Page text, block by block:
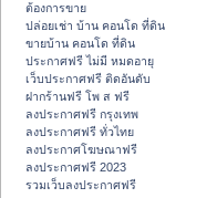
ต้องการขาย
ปล่อยเช่า บ้าน คอนโด ที่ดิน
ขายบ้าน คอนโด ที่ดิน
ประกาศฟรี ไม่มี หมดอายุ
เว็บประกาศฟรี ติดอันดับ
ฝากร้านฟรี โพ ส ฟรี
ลงประกาศฟรี กรุงเทพ
ลงประกาศฟรี ทั่วไทย
ลงประกาศโฆษณาฟรี
ลงประกาศฟรี 2023
รวมเว็บลงประกาศฟรี